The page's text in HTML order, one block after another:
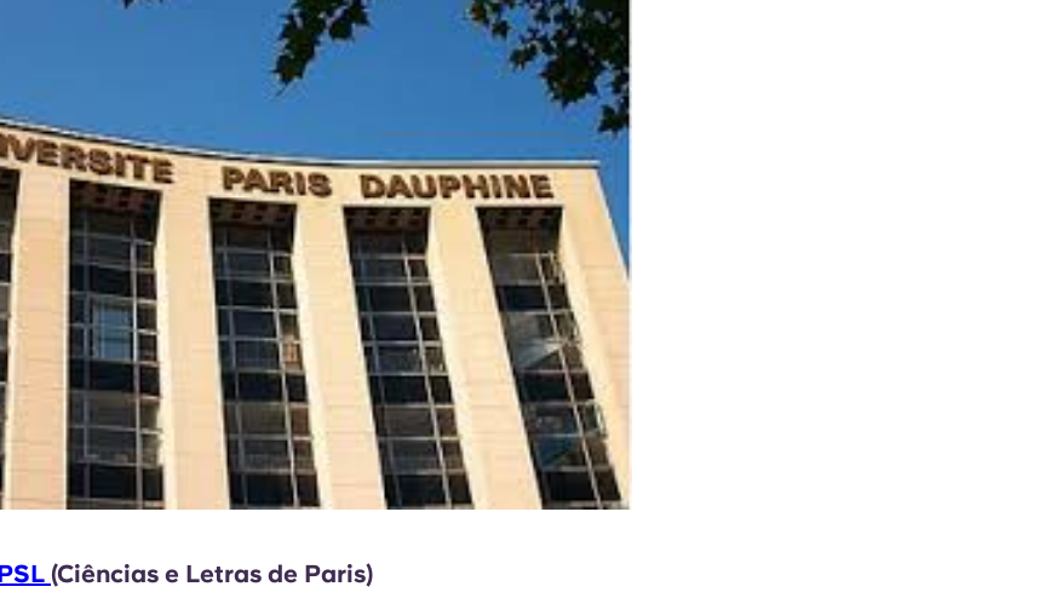
(Ciências e Letras de Paris)